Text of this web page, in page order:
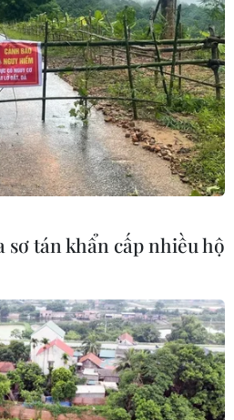
miền Đông
mưa lớn trên
nhằm vào
Mỹ
tra ban
tâm London
sơ tán khẩn cấp nhiều hộ